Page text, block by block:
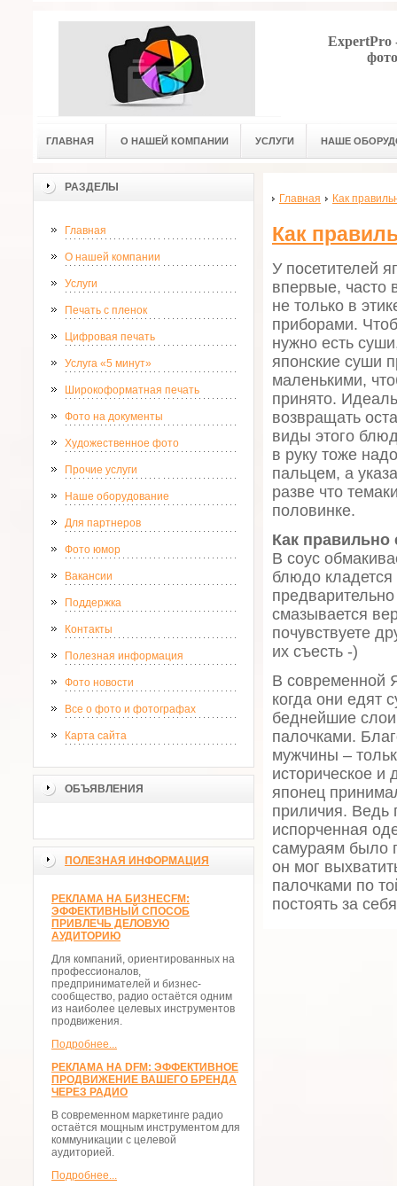
ExpertPro
ГЛАВНАЯ О НАШЕЙ КОМПАНИИ УСЛУГИ НАШЕ
РАЗДЕЛЫ
Главная
О нашей компании
Услуги
Печать с пленок
Цифровая печать
Услуга «5 минут»
Широкоформатная печать
Фото на документы
Художественное фото
Прочие услуги
Наше оборудование
Для партнеров
Фото юмор
Вакансии
Поддержка
Контакты
Полезная информация
Фото новости
Все о фото и фотографах
Карта сайта
ОБЪЯВЛЕНИЯ
ПОЛЕЗНАЯ ИНФОРМАЦИЯ
РЕКЛАМА НА БИЗНЕСFM:
ЭФФЕКТИВНЫЙ СПОСОБ
ПРИВЛЕЧЬ ДЕЛОВУЮ
АУДИТОРИЮ
Для компаний, ориентированных на
профессионалов,
предпринимателей и бизнес-
сообщество, радио остаётся одним
из наиболее целевых инструментов
продвижения.
Подробнее...
РЕКЛАМА НА DFM: ЭФФЕКТИВНОЕ
ПРОДВИЖЕНИЕ ВАШЕГО БРЕНДА
ЧЕРЕЗ РАДИО
В современном маркетинге радио
остаётся мощным инструментом для
коммуникации с целевой
аудиторией.
Подробнее...
Главная Как
Как
У посетителей
впервые, часто
не только в
приборами.
нужно есть
японские суши
маленькими,
принято.
возвращать
виды этого
в руку тоже
пальцем, а
разве что
половинке.
Как
В соус
блюдо
смазывается
почувствуете
их съесть -)
В современной
когда они едят
беднейшие
палочками.
мужчины –
историческое и
японец
приличия. Ведь
испорченная
самураям было
он мог
палочками по
постоять за